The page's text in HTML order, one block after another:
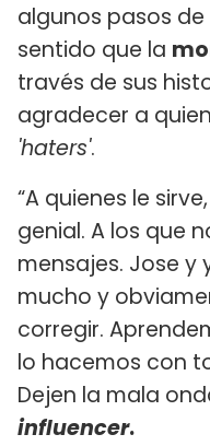
algunos pasos de
sentido que la
través de sus
agradecer a
'haters'.
“A quienes le
genial. A los que
mensajes. Jose
mucho y
corregir.
lo hacemos con
Dejen la mala
influencer.